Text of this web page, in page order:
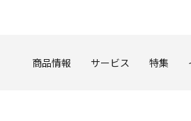
商品情報 サービス 特集